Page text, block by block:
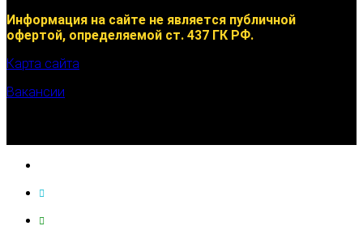
Информация на сайте не является публичной
офертой, определяемой ст. 437 ГК РФ.
Карта сайта
Вакансии